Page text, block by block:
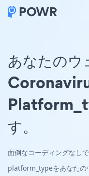
あなたの
す。
面倒なコーディングなし
platform_typeをあなたの